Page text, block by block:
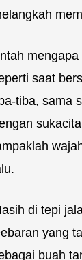
saat
tiba, sama
di tepi
yang
buah